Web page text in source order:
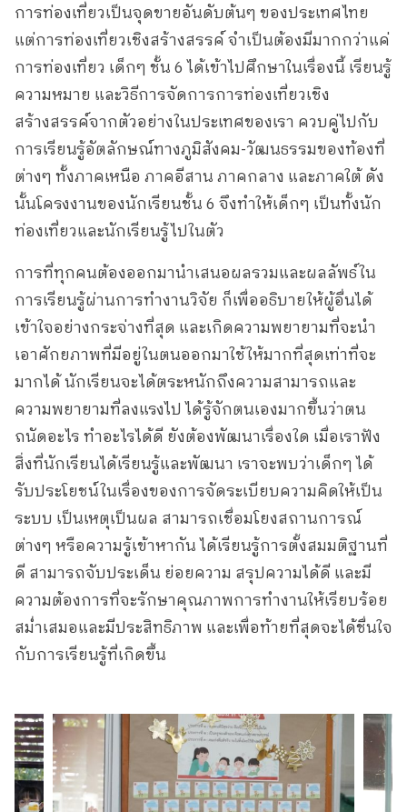
การท่องเที่ยวเป็นจุดขายอันดับต้นๆ ของประเทศไทย
แต่การท่องเที่ยวเชิงสร้างสรรค์ จำเป็นต้องมีมากกว่าแค่
การท่องเที่ยว เด็กๆ ชั้น 6 ได้เข้าไปศึกษาในเรื่องนี้ เรียนรู้
ความหมาย และวิธีการจัดการการท่องเที่ยวเชิง
สร้างสรรค์จากตัวอย่างในประเทศของเรา ควบคู่ไปกับ
การเรียนรู้อัตลักษณ์ทางภูมิสังคม-วัฒนธรรมของท้องที่
ต่างๆ ทั้งภาคเหนือ ภาคอีสาน ภาคกลาง และภาคใต้ ดัง
นั้นโครงงานของนักเรียนชั้น 6 จึงทำให้เด็กๆ เป็นทั้งนัก
ท่องเที่ยวและนักเรียนรู้ไปในตัว
การที่ทุกคนต้องออกมานำเสนอผลรวมและผลลัพธ์ใน
การเรียนรู้ผ่านการทำงานวิจัย ก็เพื่ออธิบายให้ผู้อื่นได้
เข้าใจอย่างกระจ่างที่สุด และเกิดความพยายามที่จะนำ
เอาศักยภาพที่มีอยู่ในตนออกมาใช้ให้มากที่สุดเท่าที่จะ
มากได้ นักเรียนจะได้ตระหนักถึงความสามารถและ
ความพยายามที่ลงแรงไป ได้รู้จักตนเองมากขึ้นว่าตน
ถนัดอะไร ทำอะไรได้ดี ยังต้องพัฒนาเรื่องใด เมื่อเราฟัง
สิ่งที่นักเรียนได้เรียนรู้และพัฒนา เราจะพบว่าเด็กๆ ได้
รับประโยชน์ในเรื่องของการจัดระเบียบความคิดให้เป็น
ระบบ เป็นเหตุเป็นผล สามารถเชื่อมโยงสถานการณ์
ต่างๆ หรือความรู้เข้าหากัน ได้เรียนรู้การตั้งสมมติฐานที่
ดี สามารถจับประเด็น ย่อยความ สรุปความได้ดี และมี
ความต้องการที่จะรักษาคุณภาพการทำงานให้เรียบร้อย
สม่ำเสมอและมีประสิทธิภาพ และเพื่อท้ายที่สุดจะได้ชื่นใจ
กับการเรียนรู้ที่เกิดขึ้น